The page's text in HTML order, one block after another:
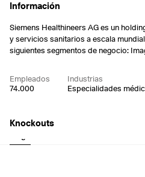
Información
Siemens Healthineers AG es un
y servicios sanitarios a escala
siguientes segmentos de negocio:
Advanced Therapies. El segmento
segmento de Diagnóstico proporciona
aplicaciones de pruebas, en las
tecnologías innovadoras y
servicios para los departamentos de
Empleados
74.000
Industrias
Especialidades
Knockouts